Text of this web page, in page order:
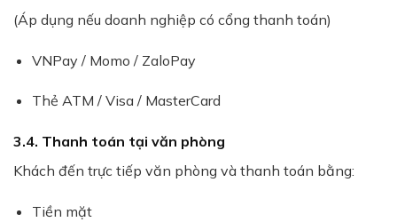
(Áp dụng nếu doanh nghiệp có cổng thanh toán)
VNPay / Momo / ZaloPay
Thẻ ATM / Visa / MasterCard
3.4. Thanh toán tại văn phòng
Khách đến trực tiếp văn phòng và thanh toán bằng:
Tiền mặt